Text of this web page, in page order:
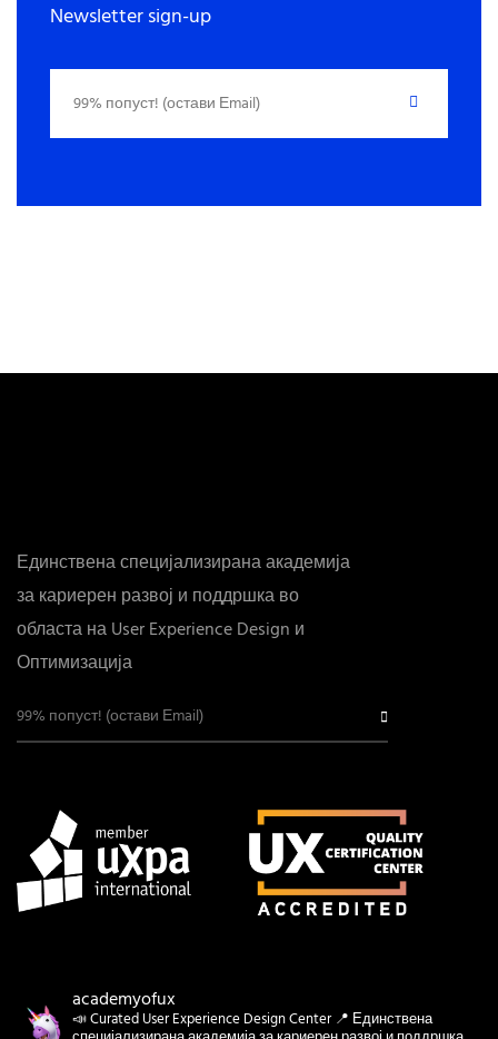
Newsletter sign-up
Единствена специјализирана академија
за кариерен развој и поддршка во
областа на User Experience Design и
Оптимизација
academyofux
📣 Curated User Experience Design Center 📍 Единствена